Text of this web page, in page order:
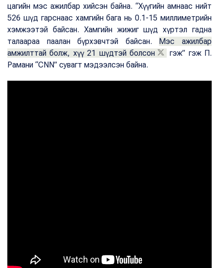
цагийн мэс ажилбар хийсэн байна. “Хүүгийн амнаас нийт
526 шүд гарснаас хамгийн бага нь 0.1-15 миллиметрийн
хэмжээтэй байсан. Хамгийн жижиг шүд хүртэл гадна
талаараа паалан бүрхэвчтэй байсан. Мэс ажилбар
амжилттай болж, хүү 21 шүдтэй болсон
гэж” гэж П.
Рамани “CNN” сувагт мэдээлсэн байна.